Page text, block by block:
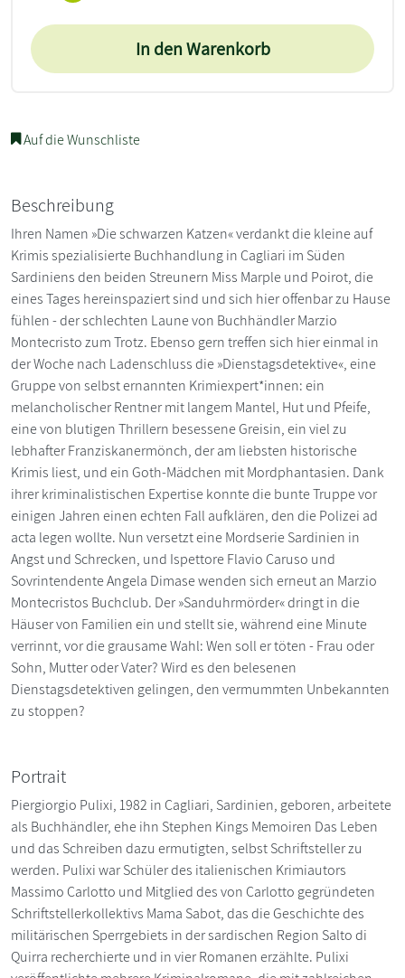
In den Warenkorb
Auf die Wunschliste
Beschreibung
Ihren Namen »Die schwarzen Katzen« verdankt die kleine auf
Krimis spezialisierte Buchhandlung in Cagliari im Süden
Sardiniens den beiden Streunern Miss Marple und Poirot, die
eines Tages hereinspaziert sind und sich hier offenbar zu Hause
fühlen - der schlechten Laune von Buchhändler Marzio
Montecristo zum Trotz. Ebenso gern treffen sich hier einmal in
der Woche nach Ladenschluss die »Dienstagsdetektive«, eine
Gruppe von selbst ernannten Krimiexpert*innen: ein
melancholischer Rentner mit langem Mantel, Hut und Pfeife,
eine von blutigen Thrillern besessene Greisin, ein viel zu
lebhafter Franziskanermönch, der am liebsten historische
Krimis liest, und ein Goth-Mädchen mit Mordphantasien. Dank
ihrer kriminalistischen Expertise konnte die bunte Truppe vor
einigen Jahren einen echten Fall aufklären, den die Polizei ad
acta legen wollte. Nun versetzt eine Mordserie Sardinien in
Angst und Schrecken, und Ispettore Flavio Caruso und
Sovrintendente Angela Dimase wenden sich erneut an Marzio
Montecristos Buchclub. Der »Sanduhrmörder« dringt in die
Häuser von Familien ein und stellt sie, während eine Minute
verrinnt, vor die grausame Wahl: Wen soll er töten - Frau oder
Sohn, Mutter oder Vater? Wird es den belesenen
Dienstagsdetektiven gelingen, den vermummten Unbekannten
zu stoppen?
Portrait
Piergiorgio Pulixi, 1982 in Cagliari, Sardinien, geboren, arbeitete
als Buchhändler, ehe ihn Stephen Kings Memoiren Das Leben
und das Schreiben dazu ermutigten, selbst Schriftsteller zu
werden. Pulixi war Schüler des italienischen Krimiautors
Massimo Carlotto und Mitglied des von Carlotto gegründeten
Schriftstellerkollektivs Mama Sabot, das die Geschichte des
militärischen Sperrgebiets in der sardischen Region Salto di
Quirra recherchierte und in vier Romanen erzählte. Pulixi